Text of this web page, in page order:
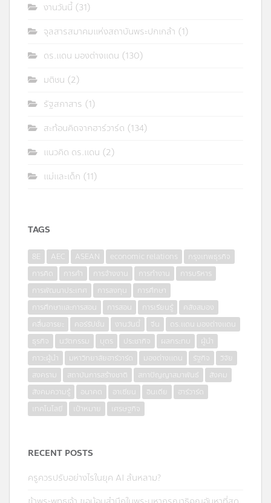
งานวันนี้ (31)
จุลสารสมาคมแห่งสถาบันพระปกเกล้า (1)
ดร.แดน มองต่างแดน (130)
มติชน (2)
รัฐสภาสาร (1)
สะท้อนคิดจากฮาร์วาร์ด (134)
แนวคิด ดร.แดน (2)
แม่และเด็ก (11)
TAGS
8E AEC ASEAN economic relations
กรุงเทพธุรกิจ
การคิด
การค้า การจ้างงาน การทำงาน
การบริหาร
การพัฒนาประเทศ
การลงทุน
การศึกษา
การศึกษาและการสอน
การสอน การเรียนรู้
คลังสมอง
คลื่นอารยะ
คอร์รัปชั่น งานวันนี้ จีน
ดร.แดน มองต่างแดน
ธุรกิจ
นวัตกรรม บุตร ประชากิจ ผลกระทบ
ผู้นำ
ภาวะผู้นำ
มหาวิทยาลัยฮาร์วาร์ด มองต่างแดน รัฐกิจ
วิจัย
สงคราม
สถาบันการสร้างชาติ สภาปัญญาสมาพันธ์
สังคม
สังคมความรู้
อนาคต อาเซียน อินเดีย
ฮาร์วาร์ด
เทคโนโลยี
เป้าหมาย เศรษฐกิจ
RECENT POSTS
ครูควรปรับอย่างไรในยุค AI ล้นหลาม?